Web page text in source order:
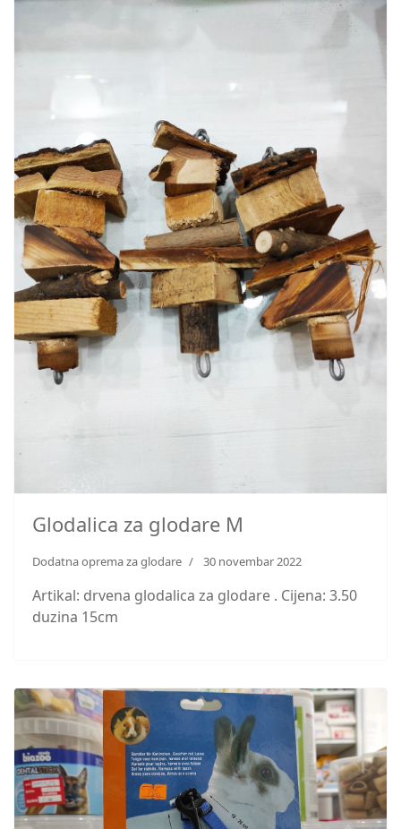
Glodalica za glodare M
Dodatna oprema za glodare 30 novembar 2022
Artikal: drvena glodalica za glodare . Cijena: 3.50
duzina 15cm